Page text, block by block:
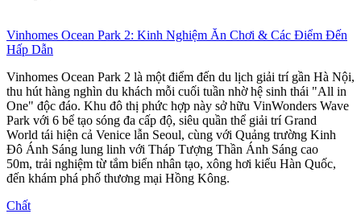
Vinhomes Ocean Park 2: Kinh Nghiệm Ăn Chơi & Các Điểm Đến
Hấp Dẫn
Vinhomes Ocean Park 2 là một điểm đến du lịch giải trí gần Hà Nội,
thu hút hàng nghìn du khách mỗi cuối tuần nhờ hệ sinh thái "All in
One" độc đáo. Khu đô thị phức hợp này sở hữu VinWonders Wave
Park với 6 bể tạo sóng đa cấp độ, siêu quần thể giải trí Grand
World tái hiện cả Venice lẫn Seoul, cùng với Quảng trường Kinh
Đô Ánh Sáng lung linh với Tháp Tượng Thần Ánh Sáng cao
50m, trải nghiệm từ tắm biển nhân tạo, xông hơi kiểu Hàn Quốc,
đến khám phá phố thương mại Hồng Kông.
Chất